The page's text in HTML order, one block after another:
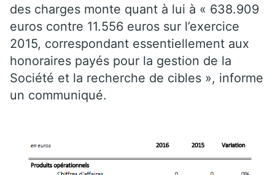
des charges monte quant à lui à « 638.909
euros contre 11.556 euros sur l’exercice
2015, correspondant essentiellement aux
honoraires payés pour la gestion de la
Société et la recherche de cibles », informe
un communiqué.